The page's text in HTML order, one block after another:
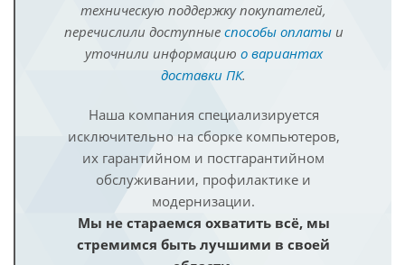
техническую поддержку покупателей,
перечислили доступные способы оплатыи
уточнили информацию о вариантах
доставки ПК.
Наша компания специализируется
исключительно на сборке компьютеров,
их гарантийном и постгарантийном
обслуживании, профилактике и
модернизации.
Мы не стараемся охватить всё, мы
стремимся быть лучшими в своей